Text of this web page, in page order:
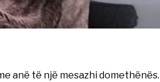
anë të një mesazhi domethënës.